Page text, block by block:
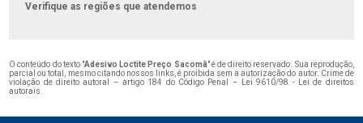
Verifique as regiões que atendemos
O conteúdo do texto "Adesivo Loctite Preço Sacomã" é de direito reservado. Sua reprodução,
parcial ou total, mesmo citando nossos links, é proibida sem a autorização do autor. Crime de
violação de direito autoral – artigo 184 do Código Penal –
Lei 9610/98 - Lei de direitos
autorais.